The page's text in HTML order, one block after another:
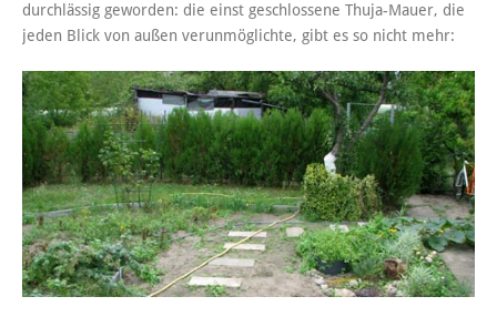
durchlässig geworden: die einst geschlossene Thuja-Mauer, die
jeden Blick von außen verunmöglichte, gibt es so nicht mehr: